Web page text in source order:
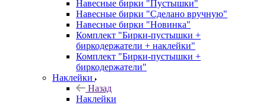
Навесные бирки "Пустышки"
Навесные бирки "Сделано вручную"
Навесные бирки "Новинка"
Комплект "Бирки-пустышки +
биркодержатели + наклейки"
Комплект "Бирки-пустышки +
биркодержатели"
Наклейки
Назад
Наклейки